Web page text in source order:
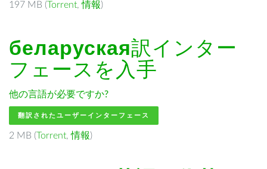
197 MB (Torrent,情報)
беларуская訳インター
フェースを入手
他の言語が必要ですか?
翻訳されたユーザーインターフェース
2 MB (Torrent,情報)